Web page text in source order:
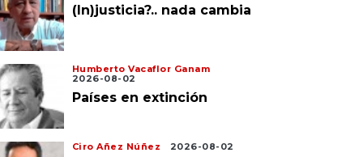
(In)justicia?.. nada cambia
Humberto Vacaflor Ganam
2026-08-02
Países en extinción
Ciro Añez Núñez 2026-08-02